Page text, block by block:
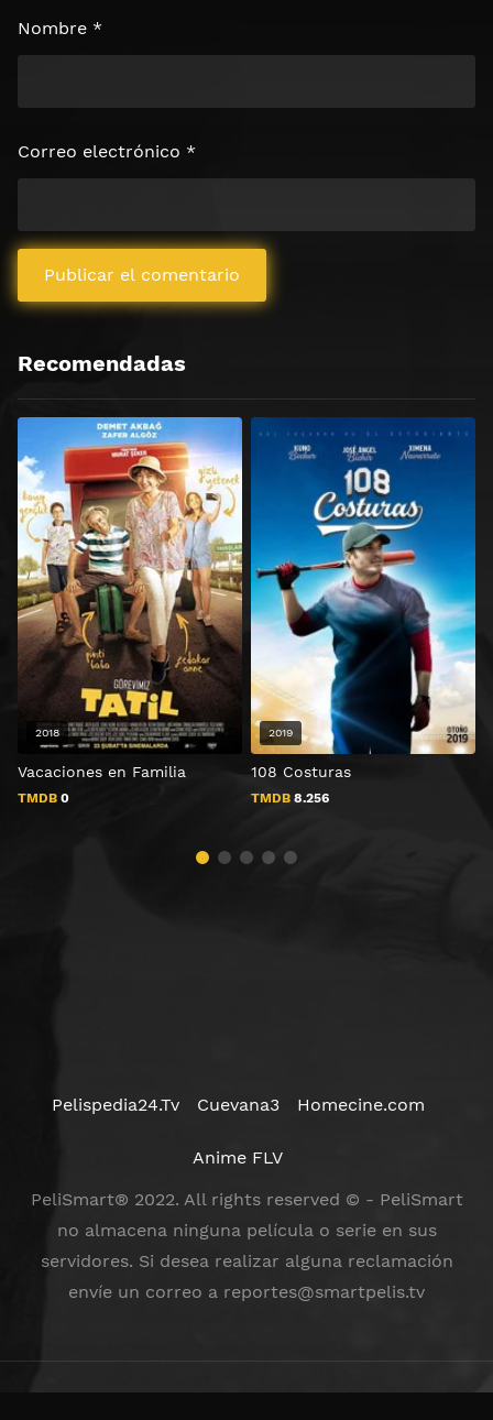
Nombre *
Correo electrónico *
Recomendadas
Vacaciones en Familia
TMDB 0
2018
108 Costuras
TMDB 8.256
2019
Pelispedia24.Tv Cuevana3 Homecine.com
Anime FLV
PeliSmart® 2022. All rights reserved © - PeliSmart
no almacena ninguna película o serie en sus
servidores. Si desea realizar alguna reclamación
envíe un correo a reportes@smartpelis.tv